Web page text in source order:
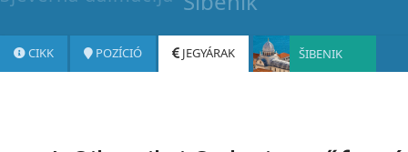
CIKK POZÍCIÓ JEGYÁRAK ŠIBENIK